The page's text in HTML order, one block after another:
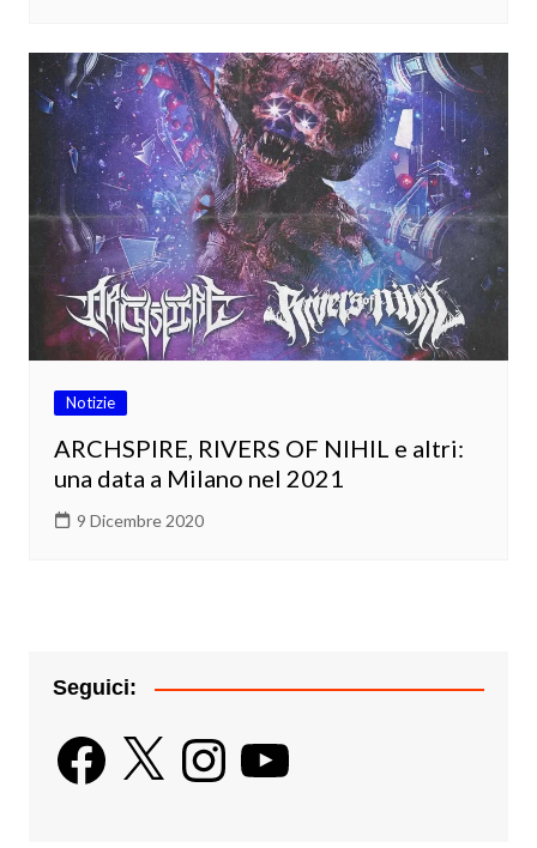
Notizie
ARCHSPIRE, RIVERS OF NIHIL e altri:
una data a Milano nel 2021
9 Dicembre 2020
Seguici:
Facebook
X InstagramYouTube